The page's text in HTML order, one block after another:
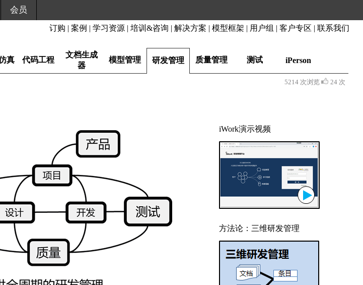
会员
订购 | 案例 | 学习资源 | 培训&咨询 | 解决方案 | 模型框架 | 用户组 | 客户专区 | 联系我们
真 代码工程
文档生成
器
模型管理 研发管理 质量管理 测试 iPerson
5214 次浏览 24 次
iWork演示视频
方法论：三维研发管理